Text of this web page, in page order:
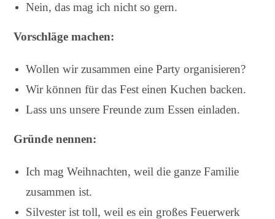
Nein, das mag ich nicht so gern.
Vorschläge machen:
Wollen wir zusammen eine Party organisieren?
Wir können für das Fest einen Kuchen backen.
Lass uns unsere Freunde zum Essen einladen.
Gründe nennen:
Ich mag Weihnachten, weil die ganze Familie
zusammen ist.
Silvester ist toll, weil es ein großes Feuerwerk